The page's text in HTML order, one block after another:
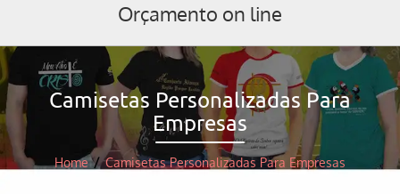
Orçamento on line
Camisetas Personalizadas Para
Empresas
Home / Camisetas Personalizadas Para Empresas